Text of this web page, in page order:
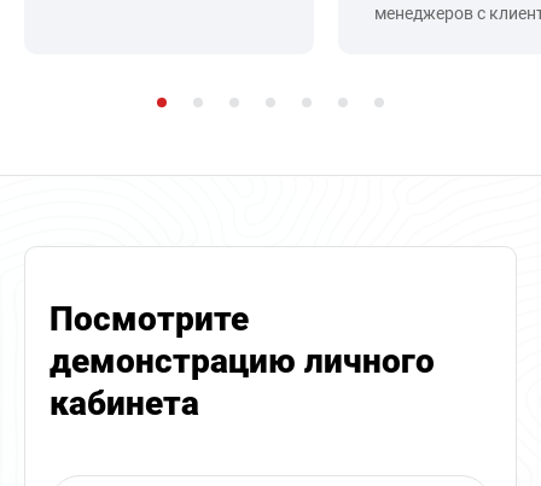
менеджеров с
Посмотрите
демонстрацию личного
кабинета